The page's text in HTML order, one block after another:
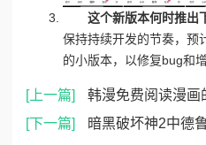
这个新版本何时推出
保持持续开发的节奏，预
的小版本，以修复bug和增
[上一篇]
韩漫免费阅读漫画的网站有哪些
[下一篇]
暗黑破坏神2中德鲁伊